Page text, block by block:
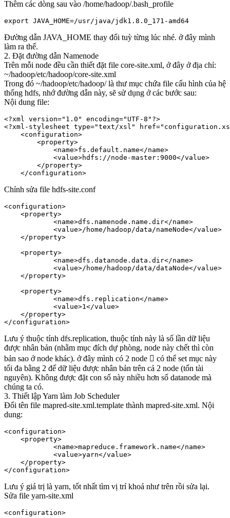
Thêm các dòng sau vào /home/hadoop/.bash_profile
export JAVA_HOME=/usr/java/jdk1.8.0_171-amd64
Đường dẫn JAVA_HOME thay đổi tuỳ từng lúc nhé. ở đây mình
làm ra thế.
2. Đặt đường dẫn Namenode
Trên mỗi node đều cần thiết đặt file core-site.xml, ở đây ở địa chỉ:
~/hadoop/etc/hadoop/core-site.xml
Trong đó ~/hadoop/etc/hadoop/ là thư mục chứa file cấu hình của hệ
thống hdfs, nhớ đường dẫn này, sẽ sử dụng ở các bước sau:
Nội dung file:
<?xml version="1.0" encoding="UTF-8"?>
<?xml-stylesheet type="text/xsl"
    <configuration>
        <property>
            <name>fs.default.name</name>
            <value>hdfs://node-master:9000</value>
        </property>
Chỉnh sửa file hdfs-site.conf
<configuration>
    <property>
            <name>dfs.namenode.name.dir</name>
            <value>/home/hadoop/data/nameNode</value>
    </property>
    <property>
            <name>dfs.datanode.data.dir</name>
            <value>/home/hadoop/data/dataNode</value>
    </property>
    <property>
            <name>dfs.replication</name>
            <value>1</value>
    </property>
Lưu ý thuộc tính dfs.replication, thuộc tính này là số lần dữ liệu
được nhân bản (nhằm mục đích dự phòng, node này chết thì còn
bản sao ở node khác). ở đây mình có 2 node  có thể set mục này
tối đa bằng 2 để dữ liệu được nhân bản trên cả 2 node (tốn tài
nguyên). Không được đặt con số này nhiều hơn số datanode mà
chúng ta có.
3. Thiết lập Yarn làm Job Scheduler
Đổi tên file mapred-site.xml.template thành mapred-site.xml. Nội
dung:
<configuration>
    <property>
            <name>mapreduce.framework.name</name>
            <value>yarn</value>
    </property>
Lưu ý giá trị là yarn, tốt nhất tìm vị trí khoá như trên rồi sửa lại.
Sửa file yarn-site.xml
<configuration>